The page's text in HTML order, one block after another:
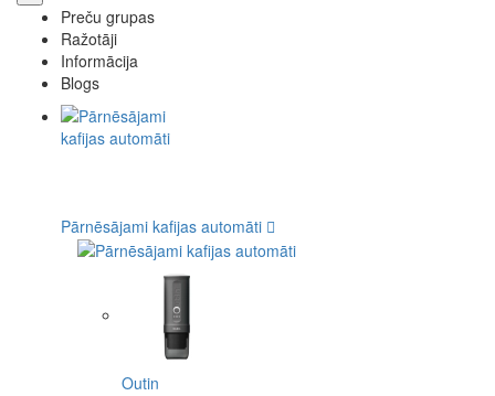
Preču grupas
Ražotāji
Informācija
Blogs
Pārnēsājami kafijas automāti
Outin